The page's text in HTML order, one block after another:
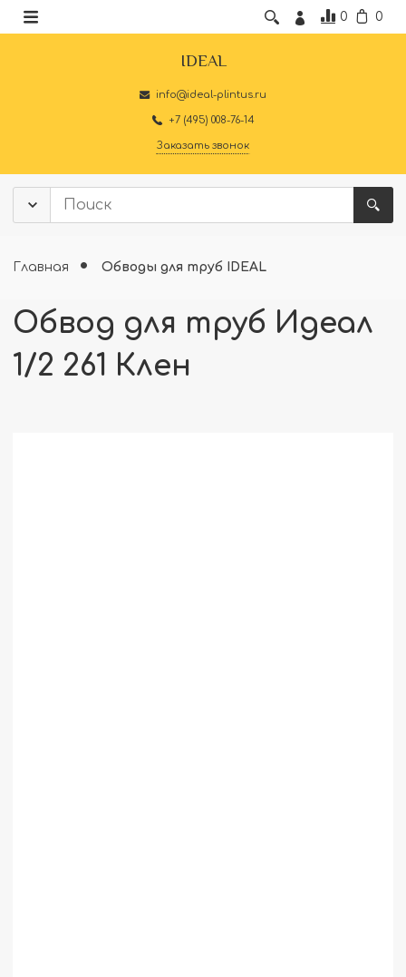
0 0
IDEAL
info@ideal-plintus.ru
+7 (495) 008-76-14
Заказать звонок
Главная Обводы для труб IDEAL
Обвод для труб Идеал
1/2 261 Клен